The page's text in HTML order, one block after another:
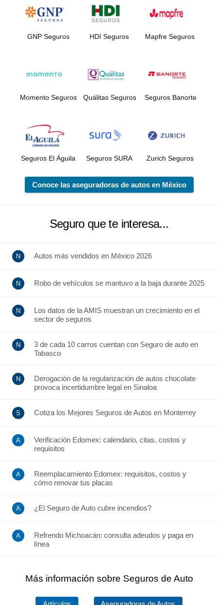
GNP Seguros HDI Seguros Mapfre Seguros
Momento Seguros Quálitas Seguros Seguros Banorte
Seguros El Águila Seguros SURA Zurich Seguros
Conoce las aseguradoras de autos en México
Seguro que te interesa...
Autos más vendidos en México 2026
Robo de vehículos se mantuvo a la baja durante 2025
Los datos de la AMIS muestran un crecimiento en el
sector de seguros
3 de cada 10 carros cuentan con Seguro de auto en
Tabasco
Derogación de la regularización de autos chocolate
provoca incertidumbre legal en Sinaloa
Cotiza los Mejores Seguros de Autos en Monterrey
Verificación Edomex: calendario, citas, costos y
requisitos
Reemplacamiento Edomex: requisitos, costos y
cómo renovar tus placas
¿El Seguro de Auto cubre incendios?
Refrendo Michoacán: consulta adeudos y paga en
línea
Más información sobre Seguros de Auto